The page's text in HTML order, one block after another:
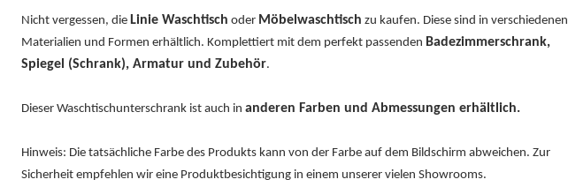
Nicht vergessen, die Linie Waschtisch oder Möbelwaschtisch zu kaufen. Diese sind in verschiedenen
Materialien und Formen erhältlich. Komplettiert mit dem perfekt passenden Badezimmerschrank,
Spiegel (Schrank), Armatur und Zubehör.
Dieser Waschtischunterschrank ist auch in anderen Farben und Abmessungen erhältlich.
Hinweis: Die tatsächliche Farbe des Produkts kann von der Farbe auf dem Bildschirm abweichen. Zur
Sicherheit empfehlen wir eine Produktbesichtigung in einem unserer vielen Showrooms.